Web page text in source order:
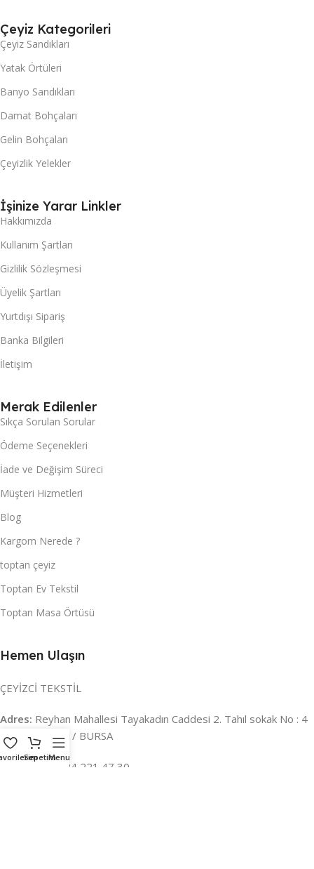
Çeyiz Kategorileri
Çeyiz Sandıkları
Yatak Örtüleri
Banyo Sandıkları
Damat Bohçaları
Gelin Bohçaları
Çeyizlik Yelekler
İşinize Yarar Linkler
Hakkımızda
Kullanım Şartları
Gizlilik Sözleşmesi
Üyelik Şartları
Yurtdışı Sipariş
Banka Bilgileri
İletişim
Merak Edilenler
Sıkça Sorulan Sorular
Ödeme Seçenekleri
İade ve Değişim Süreci
Müşteri Hizmetleri
Blog
Kargom Nerede ?
toptan çeyiz
Toptan Ev Tekstil
Toptan Masa Örtüsü
Hemen Ulaşın
ÇEYİZCİ TEKSTİL
Adres: Reyhan Mahallesi Tayakadın Caddesi 2. Tahıl sokak No : 4
/ a Osmangazi / BURSA
İLETİŞİM : 0224 221 47 30
SepetimMenu